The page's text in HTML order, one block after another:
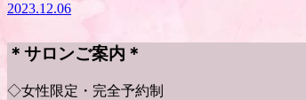
2023.12.06
＊サロンご案内＊
◇女性限定・完全予約制